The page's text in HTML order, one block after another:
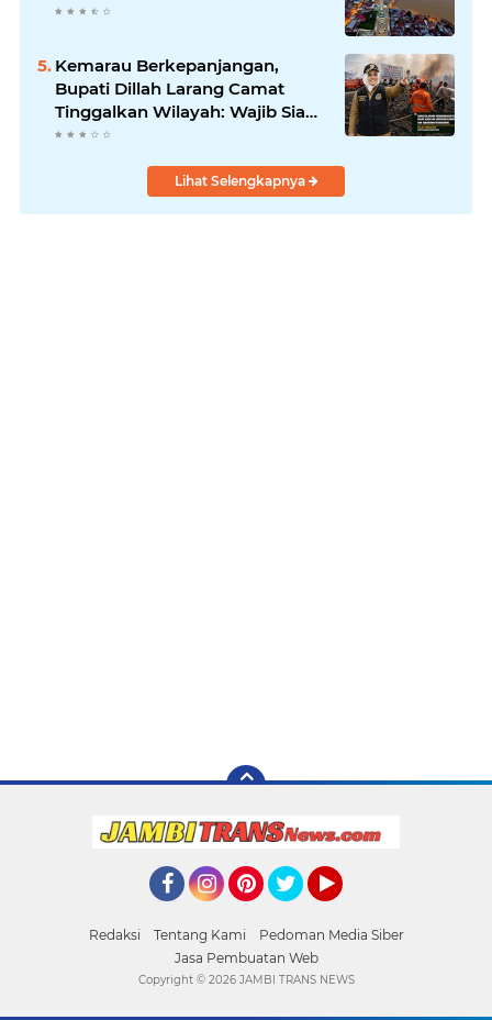
Kemarau Berkepanjangan,
Bupati Dillah Larang Camat
Tinggalkan Wilayah: Wajib Siaga
Hadapi Karhutla dan Kebakaran
Lihat Selengkapnya
Redaksi Tentang Kami
Pedoman Media Siber
Jasa Pembuatan Web
Copyright © 2026 JAMBI TRANS NEWS